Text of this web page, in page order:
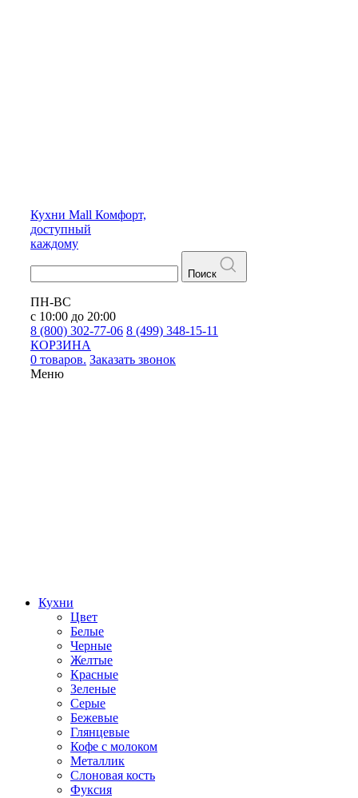
Кухни Mall Комфорт,
доступный
каждому
Поиск
ПН-ВС
с 10:00 до 20:00
8 (800) 302-77-06 8 (499) 348-15-11
КОРЗИНА
0 товаров. Заказать звонок
Меню
Кухни
Цвет
Белые
Черные
Желтые
Красные
Зеленые
Серые
Бежевые
Глянцевые
Кофе с молоком
Металлик
Слоновая кость
Фуксия